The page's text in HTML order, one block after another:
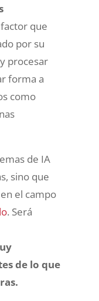
que
por su
procesar
forma a
como
de IA
sino que
el campo
. Será
de lo que